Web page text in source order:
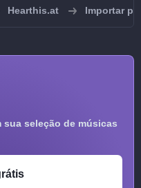
Hearthis.at Importar
seleção de músicas